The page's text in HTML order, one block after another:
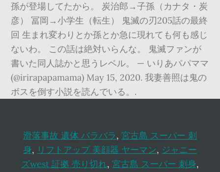
孫が登場してたから。 炭治郎→子孫（カナタ・炭
彦） 冨岡→小学生（転生） 鬼滅の刃205話の最終
回 生まれ変わりとか孫とか急に現れても何も感じ
ないわ。 この話は絶対いらんな。 鬼滅ファンが
書いた同人誌かと思うレベル。 — いりあパパママ
(@irirapapamama) May 15, 2020. 我妻善照は鬼の
ボスを倒す小説を読んでいる。.
滑落事故 遺体 バラバラ, 宮古島 スーパー 刺
身, リフトアップ 美顔器 ヤーマン, ジャニー
ズwest 証拠 売り切れ, 宮古島 スーパー 刺身,